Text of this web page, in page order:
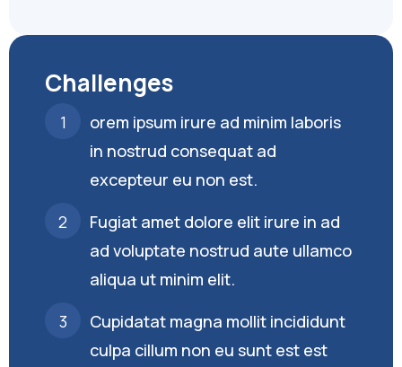
Challenges
orem ipsum irure ad minim laboris
in nostrud consequat ad
excepteur eu non est.
Fugiat amet dolore elit irure in ad
ad voluptate nostrud aute ullamco
aliqua ut minim elit.
Cupidatat magna mollit incididunt
culpa cillum non eu sunt est est